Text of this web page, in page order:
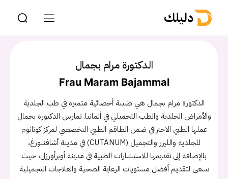
دليلك
الدكتورة مرام بجمال
Frau Maram Bajammal
الدكتورة مرام بجمال هي طبيبة أخصائية متميزة في طب الجلدية
والأمراض الجلدية والطب التجميلي في ألمانيا. تمارس الدكتورة بجمال
عملها الطبي الاحترافي ضمن الطاقم الطبي التخصصي لمركز كوتانوم
للجلدية والليزر والتجميل (CUTANUM) في مدينة أشافنبورغ،
بالإضافة إلى تقديمها للاستشارات الطبية في مدينة أوبرأورزل، حيث
تسعى لتقديم أفضل مستويات الرعاية الصحية والعلاجات التجميلية